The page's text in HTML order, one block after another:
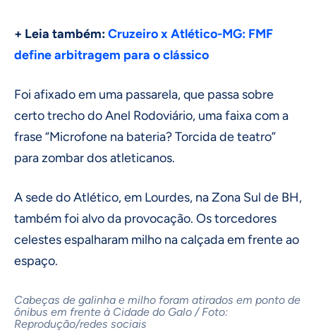
+ Leia também:Cruzeiro x Atlético-MG: FMF
define arbitragem para o clássico
Foi afixado em uma passarela, que passa sobre
certo trecho do Anel Rodoviário, uma faixa com a
frase “Microfone na bateria? Torcida de teatro”
para zombar dos atleticanos.
A sede do Atlético, em Lourdes, na Zona Sul de BH,
também foi alvo da provocação. Os torcedores
celestes espalharam milho na calçada em frente ao
espaço.
Cabeças de galinha e milho foram atirados em ponto de
ônibus em frente à Cidade do Galo / Foto:
Reprodução/redes sociais